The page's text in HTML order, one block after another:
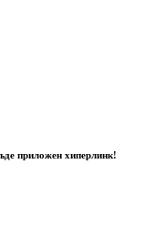
приложен хиперлинк!